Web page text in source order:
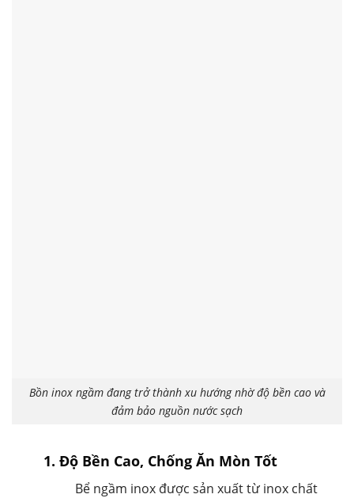
Bồn inox ngầm đang trở thành xu hướng nhờ độ bền cao và
đảm bảo nguồn nước sạch
1. Độ Bền Cao, Chống Ăn Mòn Tốt
Bể ngầm inox được sản xuất từ inox chất